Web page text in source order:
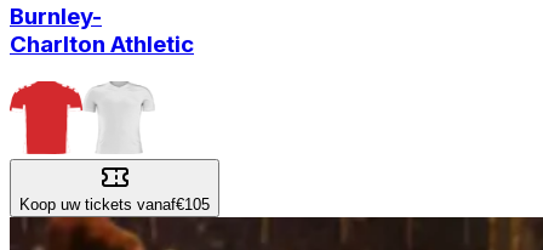
Burnley-
Charlton Athletic
Koop uw tickets vanaf€105